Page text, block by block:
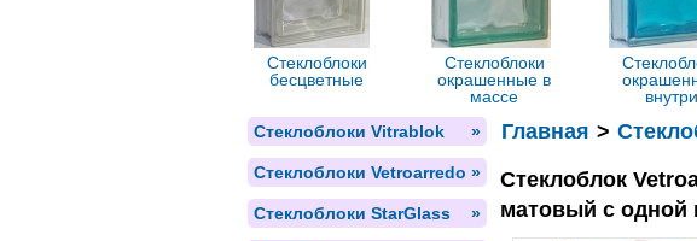
Стеклоблоки
бесцветные
Стеклоблоки
окрашенные в
массе
внутри
Стеклоблоки Vitrablok »
Стеклоблоки Vetroarredo »
Стеклоблоки StarGlass »
Главная >
Стеклоблок
матовый с одной